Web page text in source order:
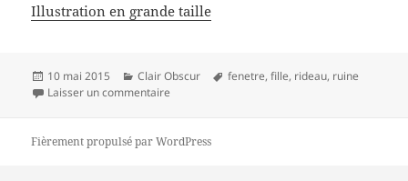
Illustration en grande taille
Publié
le
10 mai 2015 Catégories
Clair Obscur
Mots-
fenetre,fille, rideau, ruine
Laisser un commentaire
Fièrement propulsé par WordPress